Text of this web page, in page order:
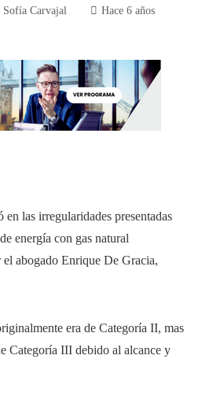
Sofía Carvajal Hace 6 años
en las irregularidades presentadas
energía con gas natural
abogado Enrique De Gracia,
era de Categoría II, mas
Categoría III debido al alcance y